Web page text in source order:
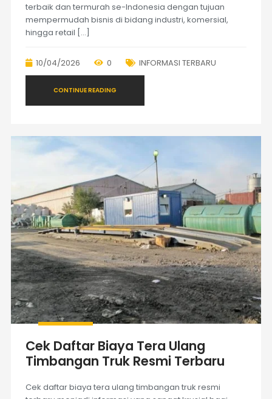
terbaik dan termurah se-Indonesia dengan tujuan
mempermudah bisnis di bidang industri, komersial,
hingga retail […]
10/04/2026 0 INFORMASI TERBARU
CONTINUE READING
Cek Daftar Biaya Tera Ulang
Timbangan Truk Resmi Terbaru
Cek daftar biaya tera ulang timbangan truk resmi